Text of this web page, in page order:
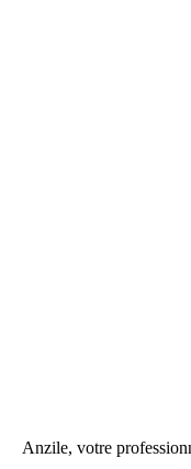
Anzile, votre